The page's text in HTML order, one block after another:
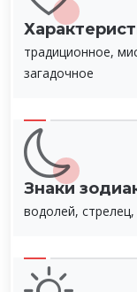
традиционное,
загадочное
Знаки
водолей,